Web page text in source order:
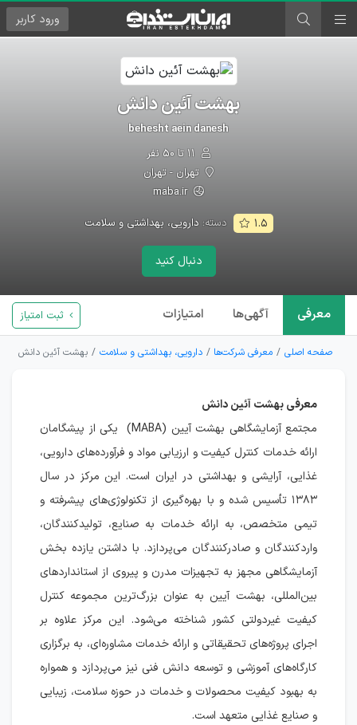
ورود کاربر
بهشت آئین دانش
behesht aein danesh
تهران - تهران
maba.ir
۱.۵ دسته:دارویی، بهداشتی و سلامت
دنبال کنید
معرفی آگهی‌ها امتیازات ثبت امتیاز
صفحه اصلی معرفی شرکت‌ها دارویی، بهداشتی و سلامت بهشت آئین دانش
معرفی بهشت آئین دانش
مجتمع آزمایشگاهی بهشت آیین (MABA) یکی از پیشگامان
ارائه خدمات کنترل کیفیت و ارزیابی مواد و فرآورده‌های دارویی،
غذایی، آرایشی و بهداشتی در ایران است. این مرکز در سال
۱۳۸۳ تأسیس شده و با بهره‌گیری از تکنولوژی‌های پیشرفته و
تیمی متخصص، به ارائه خدمات به صنایع، تولیدکنندگان،
واردکنندگان و صادرکنندگان می‌پردازد. با داشتن یازده بخش
آزمایشگاهی مجهز به تجهیزات مدرن و پیروی از استانداردهای
بین‌المللی، بهشت آیین به عنوان بزرگ‌ترین مجموعه کنترل
کیفیت غیردولتی کشور شناخته می‌شود. این مرکز علاوه بر
اجرای پروژه‌های تحقیقاتی و ارائه خدمات مشاوره‌ای، به برگزاری
کارگاه‌های آموزشی و توسعه دانش فنی نیز می‌پردازد و همواره
به بهبود کیفیت محصولات و خدمات در حوزه سلامت، زیبایی
و صنایع غذایی متعهد است.